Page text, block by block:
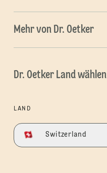
Mehr von Dr. Oetker
Dr. Oetker Land wählen
LAND
Switzerland